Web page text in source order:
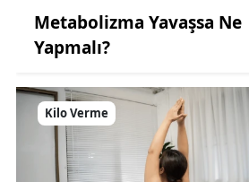
Metabolizma Yavaşsa Ne
Yapmalı?
Kilo Verme